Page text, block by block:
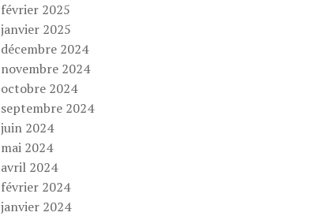
février 2025
janvier 2025
décembre 2024
novembre 2024
octobre 2024
septembre 2024
juin 2024
mai 2024
avril 2024
février 2024
janvier 2024